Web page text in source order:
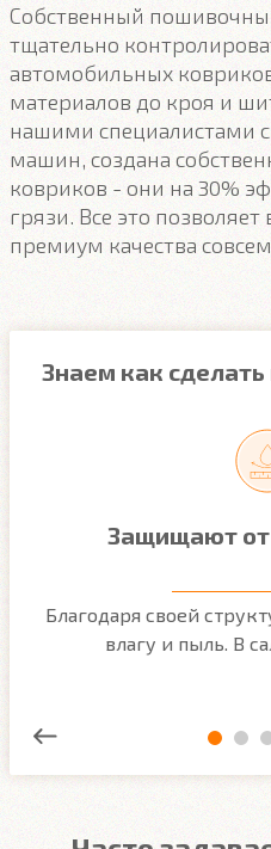
Собственный
тщательно
автомобильных
материалов до кроя и
нашими специалистами
машин, создана
ковриков - они на 30%
грязи. Все это
премиум качества
Знаем как
Защищают от
Благодаря своей
влагу и пыль. В